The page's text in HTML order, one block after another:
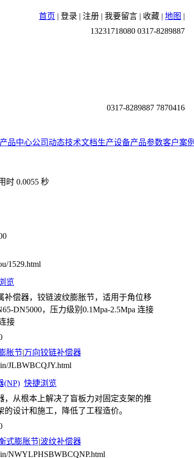
首页 | 登录 | 注册 | 我要留言 | 收藏 | 地图 |
13231718080 0317-8289887
0317-8289887 7870416
产品中心公司动态技术文档生产设备产品参数客户案例
时 0.0055 秒
1529.html
览
补偿器，铰链波纹膨胀节，适用于角位移
DN5000，压力级别0.1Mpa-2.5Mpa 连接
接
胀节|万向铰链补偿器
JLBWBCQJY.html
(NP) 快捷浏览
，从根本上解决了盲板力对固定支架的推
设计和施工，降低了工程造价。
式膨胀节|波纹补偿器
NWYLPHSBWBCQNP.html